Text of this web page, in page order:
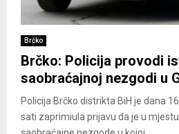
Brčko
Brčko: Policija provodi
saobraćajnoj nezgodi u
Policija Brčko distrikta BiH je dana
sati zaprimiula prijavu da je u